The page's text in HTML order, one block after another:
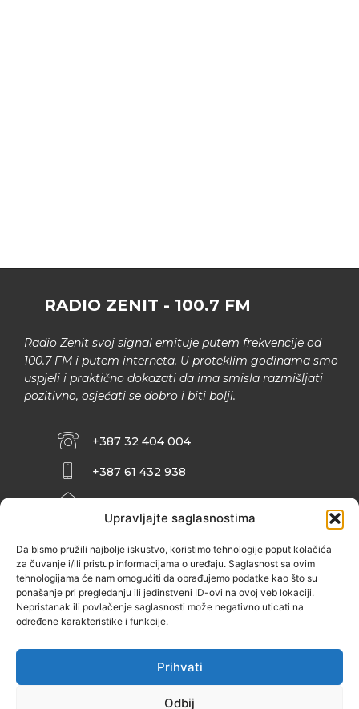
Upravljajte saglasnostima
Da bismo pružili najbolje iskustvo, koristimo tehnologije poput kolačića
za čuvanje i/ili pristup informacijama o uređaju. Saglasnost sa ovim
tehnologijama će nam omogućiti da obrađujemo podatke kao što su
ponašanje pri pregledanju ili jedinstveni ID-ovi na ovoj veb lokaciji.
Nepristanak ili povlačenje saglasnosti može negativno uticati na
određene karakteristike i funkcije.
Prihvati
Odbij
RADIO ZENIT - 100.7 FM
Radio Zenit svoj signal emituje putem frekvencije od
100.7 FM i putem interneta. U proteklim godinama smo
uspjeli i praktično dokazati da ima smisla razmišljati
pozitivno, osjećati se dobro i biti bolji.
+387 32 404 004
+387 61 432 938
INFO@ZENIT.BA
ZENIČANKA, 3. SPRAT), 72000 ZENICA